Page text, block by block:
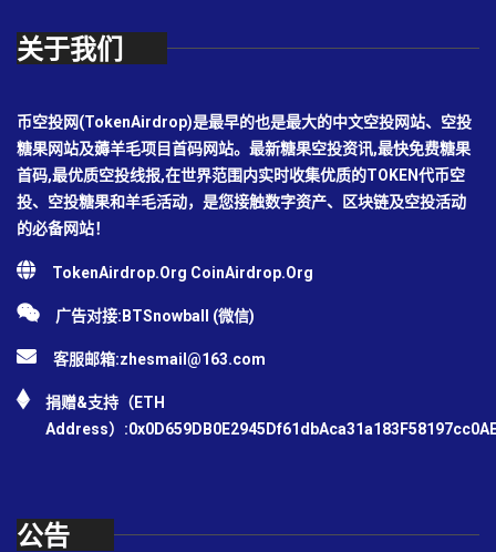
关于我们
币空投网(TokenAirdrop)是最早的也是最大的中文空投网站、空投
糖果网站及薅羊毛项目首码网站。最新糖果空投资讯,最快免费糖果
首码,最优质空投线报,在世界范围内实时收集优质的TOKEN代币空
投、空投糖果和羊毛活动，是您接触数字资产、区块链及空投活动
的必备网站！
TokenAirdrop.Org CoinAirdrop.Org
广告对接:BTSnowball (微信)
客服邮箱:zhesmail@163.com
捐赠&支持（ETH
Address）
公告